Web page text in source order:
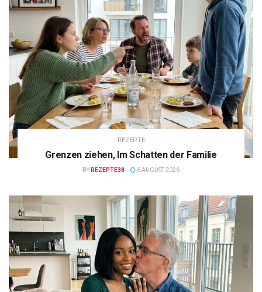
REZEPTE
Grenzen ziehen, Im Schatten der Familie
BY REZEPTE38 6 AUGUST 2026